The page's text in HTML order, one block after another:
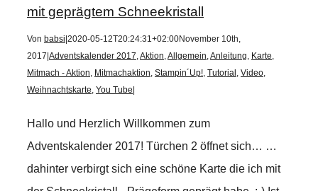
mit geprägtem Schneekristall
Von babsi 2020-05-12T20:24:31+02:00November 10th,
2017 Adventskalender 2017,Aktion,Allgemein,Anleitung, Karte,
Mitmach - Aktion, Mitmachaktion, Stampin´Up!, Tutorial , Video,
Weihnachtskarte, You Tube
Hallo und Herzlich Willkommen zum
Adventskalender 2017! Türchen 2 öffnet sich… …
dahinter verbirgt sich eine schöne Karte die ich mit